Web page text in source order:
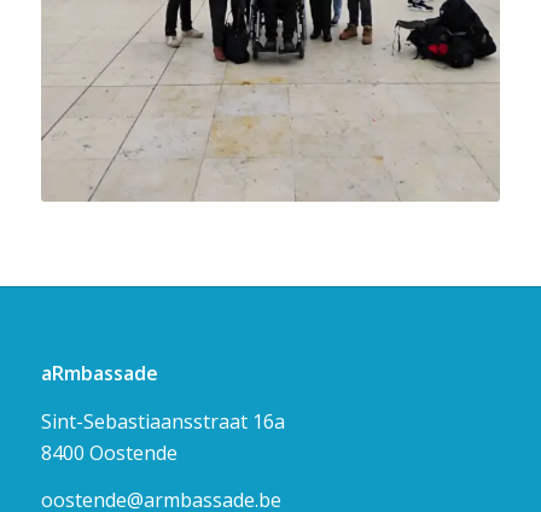
aRmbassade
Sint-Sebastiaansstraat 16a
8400 Oostende
oostende@armbassade.be